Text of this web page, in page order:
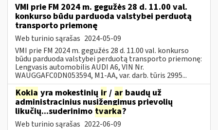
VMI prie FM 2024 m. gegužės 28 d. 11.00 val.
konkurso būdu parduoda valstybei perduotą
transporto priemonę
Web turinio sąrašas 2024-05-09
VMI prie FM 2024 m. gegužės 28 d. 11.00 val. konkurso
būdu parduoda valstybei perduotą transporto priemonę:
Lengvasis automobilis AUDI A6, VIN Nr.
WAUGGAFC0DN053594, M1-AA, var. darb. tūris 2995...
Kokia yra mokestinių ir / ar baudų už
administracinius nusižengimus prievolių
likučių...suderinimo tvarka?
Web turinio sąrašas 2022-06-09